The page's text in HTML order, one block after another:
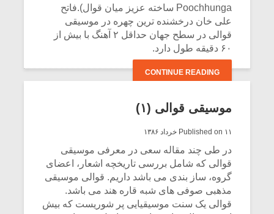
Poochhunga ساخته عزیز میان قوال).فاتح
علی خان درخشنده ترین چهره در موسیقی
قوالی در سطح جهان حداقل ۲ آهنگ با بیش از
۶۰ دقیقه طول دارد.
CONTINUE READING
موسیقی قوالی (۱)
Published on ۱۱ خرداد ۱۳۸۶
در طی چند مقاله سعی در معرفی موسیقی
قوالی که شامل بررسی تاریخچه اشعار، اعضای
گروه، ساز بندی می باشد داریم. قوالی موسیقی
مذهبی صوفی های شبه قاره هند می باشد.
قوالی یک سنت موسیقیایی پر شوریست که بیش